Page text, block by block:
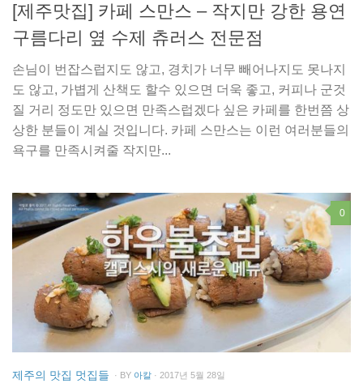
[제주맛집] 카페 스만스 – 작지만 강한 용연
구름다리 옆 수제 츄러스 전문점
손님이 번잡스럽지도 않고, 경치가 너무 빼어나지도 못나지
도 않고, 가볍게 산책도 할수 있으면 더욱 좋고, 커피나 군것
질 거리 정도만 있으면 만족스럽겠다 싶은 카페를 한번쯤 상
상한 분들이 계실 것입니다. 카페 스만스는 이런 여러분들의
욕구를 만족시켜줄 작지만...
0
제주의 맛집 멋집들 · BY 아칼 · 2017년 5월 28일